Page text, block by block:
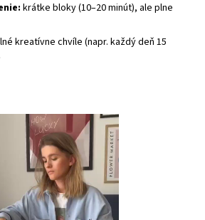
krátke bloky (10–20 minút), ale plne
kreatívne chvíle (napr. každý deň 15